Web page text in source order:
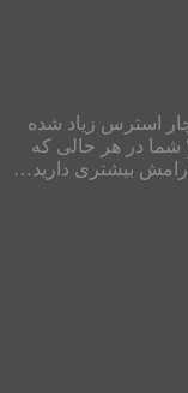
استرس زیاد شده
شما در هر حالی که
بیشتری دارید…